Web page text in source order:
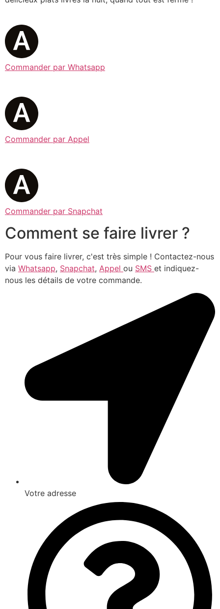
Commander par Whatsapp
Commander par Appel
Commander par Snapchat
Comment se faire livrer ?
Pour vous faire livrer, c'est très simple ! Contactez-nous
via Whatsapp, Snapchat, Appel ou SMS et indiquez-
nous les détails de votre commande.
Votre adresse